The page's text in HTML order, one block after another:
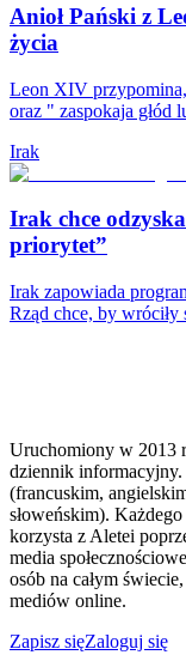
Anioł Pański z
życia
Leon XIV
oraz " zaspokaja głód
Irak
Irak chce
priorytet”
Irak zapowiada
Rząd chce, by wróciły
Uruchomiony w 2013
dziennik informacyjny.
(francuskim,
słoweńskim).
korzysta z Aletei
media
osób na całym
mediów online.
Zapisz sięZaloguj się